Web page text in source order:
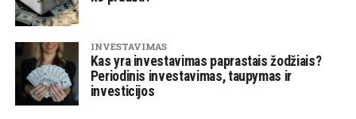
INVESTAVIMAS
Kas yra investavimas paprastais žodžiais?
Periodinis investavimas, taupymas ir
investicijos